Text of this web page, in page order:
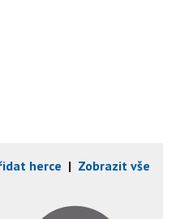
herce | Zobrazit vše